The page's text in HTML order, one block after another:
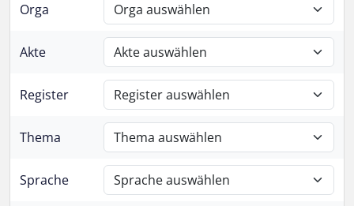
Orga
Akte
Register
Thema
Sprache